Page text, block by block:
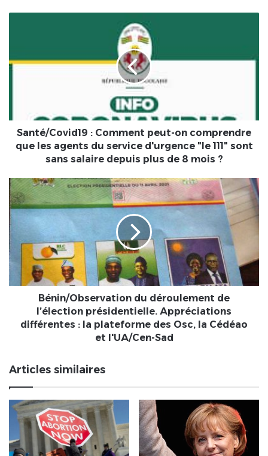
on
agents
service
111"
sont
sans
salaire
depuis
plus
de
Santé/Covid19 : Comment peut-on comprendre
que les agents du service d'urgence "le 111" sont
sans salaire depuis plus de 8 mois ?
Bénin/Observation
du
déroulement
de
présidentielle.
Appréciations
différentes
:
plateforme
et
l'UA/Cen-
Bénin/Observation du déroulement de
l’élection présidentielle. Appréciations
différentes : la plateforme des Osc, la Cédéao
et l'UA/Cen-Sad
Articles similaires